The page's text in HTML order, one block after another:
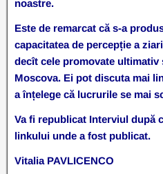
noastre.
Este de remarcat că s-a
capacitatea de percepție a
decît cele promovate
Moscova. Ei pot discuta mai
a înțelege că lucrurile se mai
Va fi republicat Interviul după
linkului unde a fost publicat.
Vitalia PAVLICENCO